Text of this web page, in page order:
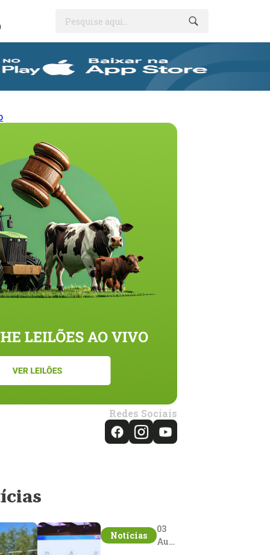
Pesquise aqui...
Redes Sociais
Notícias
03
Aug